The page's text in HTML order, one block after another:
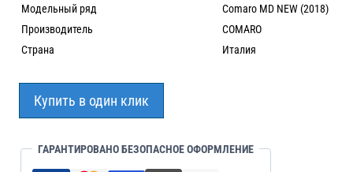
Модельный ряд
Comaro MD NEW (2018)
Производитель
COMARO
Страна
Италия
Купить в один клик
ГАРАНТИРОВАНО БЕЗОПАСНОЕ ОФОРМЛЕНИЕ